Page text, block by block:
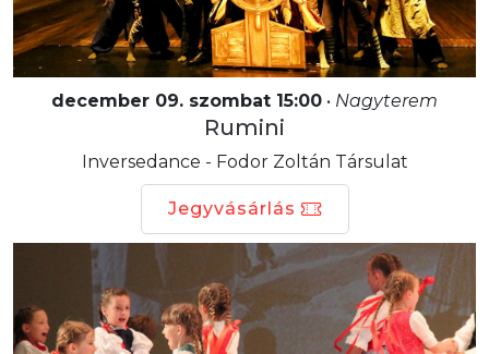
december 09. szombat 15:00 • Nagyterem
Rumini
Inversedance - Fodor Zoltán Társulat
Jegyvásárlás